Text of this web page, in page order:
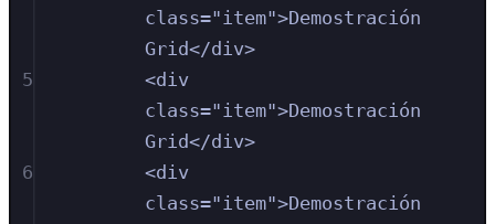
class="item">Demostración
Grid</div>
5
<div
class="item">Demostración
Grid</div>
6
<div
class="item">Demostración